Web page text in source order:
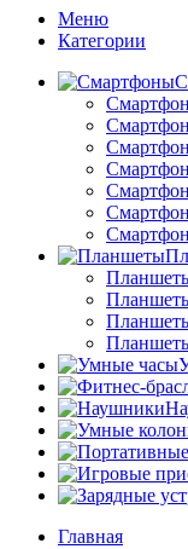
Меню
Категории
Главная